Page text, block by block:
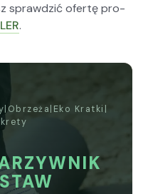
sprawdz­ić ofer­tę pro­
.
|Obrzeża Eko Krat­ki